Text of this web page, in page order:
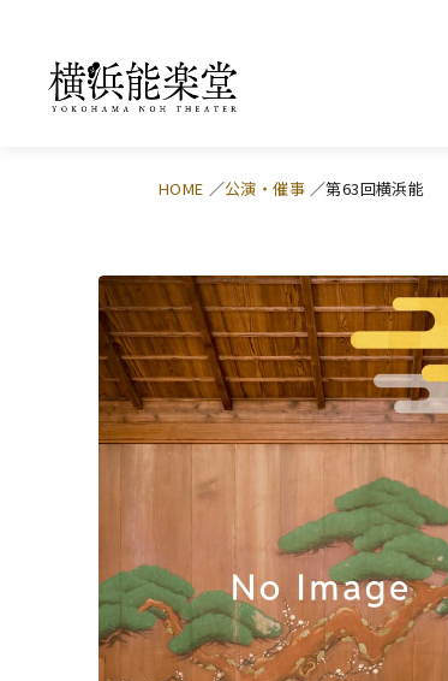
HOME 公演・催事 第63回横浜能